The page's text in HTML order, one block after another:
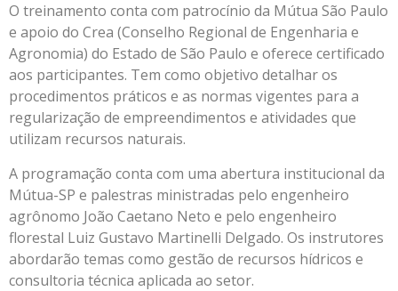
O treinamento conta com patrocínio da Mútua São Paulo
e apoio do Crea (Conselho Regional de Engenharia e
Agronomia) do Estado de São Paulo e oferece certificado
aos participantes. Tem como objetivo detalhar os
procedimentos práticos e as normas vigentes para a
regularização de empreendimentos e atividades que
utilizam recursos naturais.
A programação conta com uma abertura institucional da
Mútua-SP e palestras ministradas pelo engenheiro
agrônomo João Caetano Neto e pelo engenheiro
florestal Luiz Gustavo Martinelli Delgado. Os instrutores
abordarão temas como gestão de recursos hídricos e
consultoria técnica aplicada ao setor.